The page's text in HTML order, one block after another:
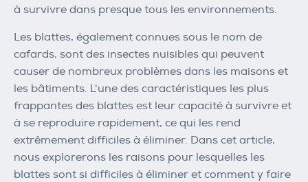
à survivre dans presque tous les environnements.
Les blattes, également connues sous le nom de
cafards, sont des insectes nuisibles qui peuvent
causer de nombreux problèmes dans les maisons et
les bâtiments. L'une des caractéristiques les plus
frappantes des blattes est leur capacité à survivre et
à se reproduire rapidement, ce qui les rend
extrêmement difficiles à éliminer. Dans cet article,
nous explorerons les raisons pour lesquelles les
blattes sont si difficiles à éliminer et comment y faire